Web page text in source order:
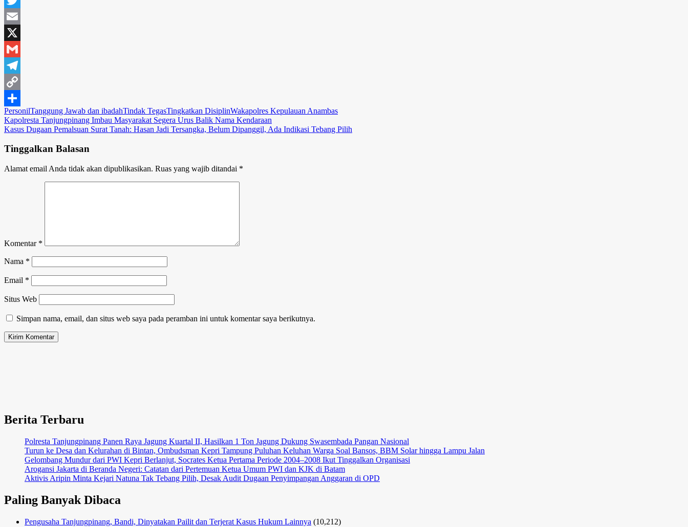
Twitter
Email
X
Gmail
Telegram
Copy
Link
Share
PersonilTanggung Jawab dan ibadahTindak TegasTingkatkan DisiplinWakapolres Kepulauan Anambas
Navigasi
pos
Kapolresta Tanjungpinang Imbau Masyarakat Segera Urus Balik Nama Kendaraan
Kasus Dugaan Pemalsuan Surat Tanah: Hasan Jadi Tersangka, Belum Dipanggil, Ada Indikasi Tebang Pilih
Tinggalkan Balasan
Alamat email Anda tidak akan dipublikasikan. Ruas yang wajib ditandai *
Komentar *
Nama *
Email *
Situs Web
Simpan nama, email, dan situs web saya pada peramban ini untuk komentar saya berikutnya.
Berita Terbaru
Polresta Tanjungpinang Panen Raya Jagung Kuartal II, Hasilkan 1 Ton Jagung Dukung Swasembada Pangan Nasional
Turun ke Desa dan Kelurahan di Bintan, Ombudsman Kepri Tampung Puluhan Keluhan Warga Soal Bansos, BBM Solar hingga Lampu Jalan
Gelombang Mundur dari PWI Kepri Berlanjut, Socrates Ketua Pertama Periode 2004–2008 Ikut Tinggalkan Organisasi
Arogansi Jakarta di Beranda Negeri: Catatan dari Pertemuan Ketua Umum PWI dan KJK di Batam
Aktivis Aripin Minta Kejari Natuna Tak Tebang Pilih, Desak Audit Dugaan Penyimpangan Anggaran di OPD
Paling Banyak Dibaca
Pengusaha Tanjungpinang, Bandi, Dinyatakan Pailit dan Terjerat Kasus Hukum Lainnya (10,212)